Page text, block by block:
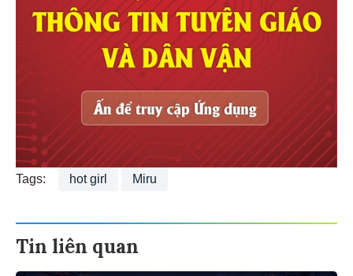
Tags: hot girl Miru
Tin liên quan